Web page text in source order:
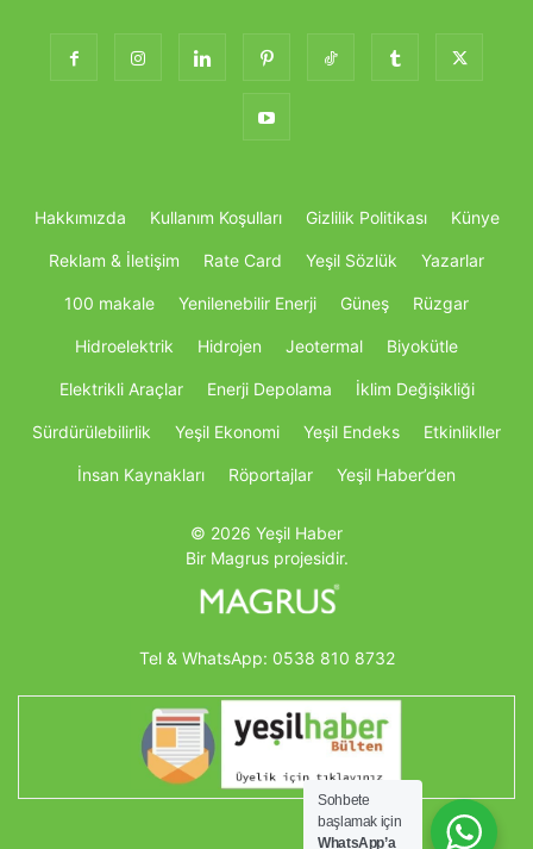
Hakkımızda Kullanım Koşulları Gizlilik Politikası Künye
Reklam & İletişim Rate Card Yeşil Sözlük Yazarlar
100 makale Yenilenebilir Enerji Güneş Rüzgar
Hidroelektrik Hidrojen Jeotermal Biyokütle
Elektrikli Araçlar Enerji Depolama İklim Değişikliği
Sürdürülebilirlik Yeşil Ekonomi Yeşil Endeks Etkinlikller
İnsan Kaynakları Röportajlar Yeşil Haber’den
© 2026 Yeşil Haber
Bir Magrus projesidir.
Tel & WhatsApp: 0538 810 8732
Sohbete
başlamak için
WhatsApp’a